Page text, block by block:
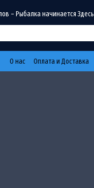
– Рыбалка начинается Здесь
О нас Оплата и Доставка